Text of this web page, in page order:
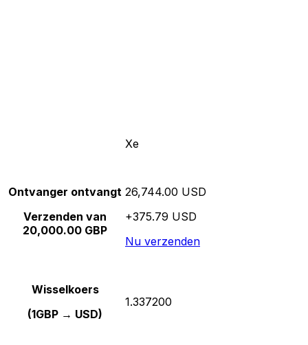
Xe
Ontvanger ontvangt
Verzenden van
20,000.00 GBP
26,744.00 USD
+375.79 USD
Nu verzenden
Wisselkoers
(1GBP → USD)
1.337200